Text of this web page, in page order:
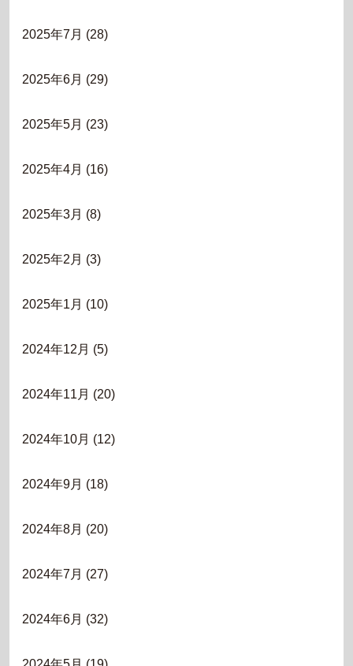
2025年7月 (28)
2025年6月 (29)
2025年5月 (23)
2025年4月 (16)
2025年3月 (8)
2025年2月 (3)
2025年1月 (10)
2024年12月 (5)
2024年11月 (20)
2024年10月 (12)
2024年9月 (18)
2024年8月 (20)
2024年7月 (27)
2024年6月 (32)